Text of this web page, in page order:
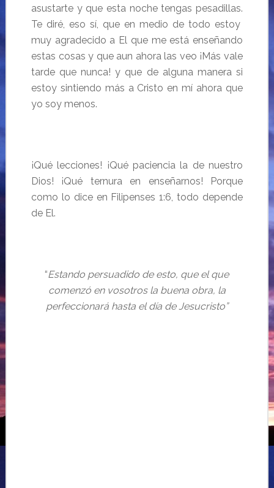
asustarte y que esta noche tengas pesadillas.
Te diré, eso sí, que en medio de todo estoy
muy agradecido a El que me está enseñando
estas cosas y que aun ahora las veo ¡Más vale
tarde que nunca! y que de alguna manera si
estoy sintiendo más a Cristo en mí ahora que
yo soy menos.
¡Qué lecciones! ¡Qué paciencia la de nuestro
Dios! ¡Qué ternura en enseñarnos! Porque
como lo dice en Filipenses 1:6, todo depende
de El.
“Estando persuadido de esto, que el que
comenzó en vosotros la buena obra, la
perfeccionará hasta el día de Jesucristo”